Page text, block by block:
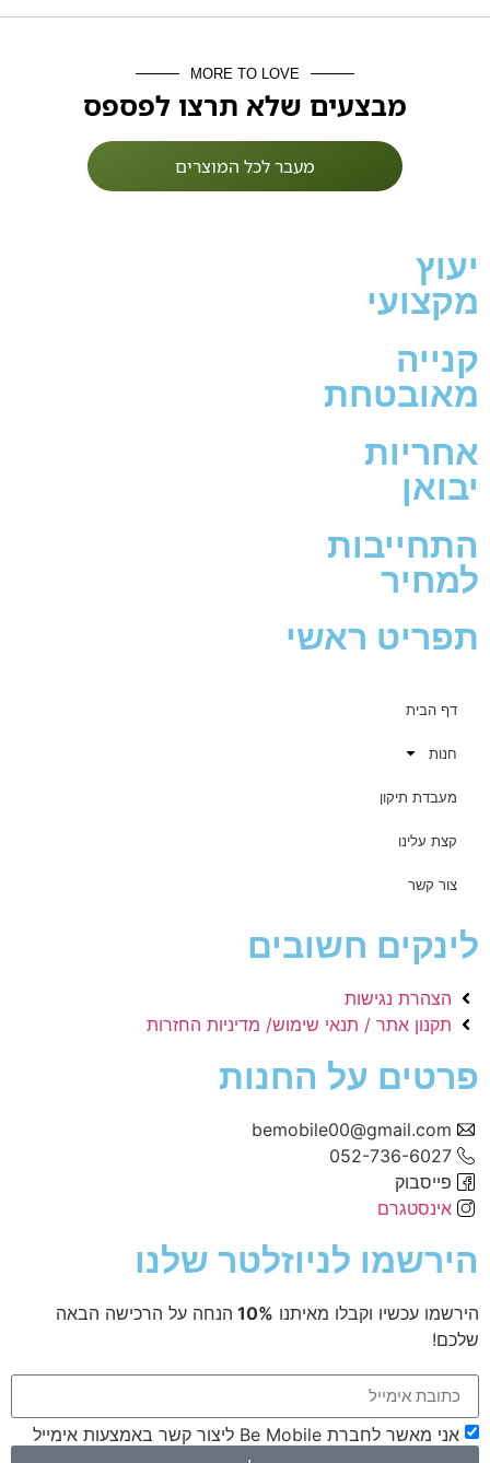
MORE TO LOVE
מבצעים שלא תרצו לפספס
מעבר לכל המוצרים
יעוץ
מקצועי
קנייה
מאובטחת
אחריות
יבואן
התחייבות
למחיר
תפריט ראשי
דף הבית
חנות
מעבדת תיקון
קצת עלינו
צור קשר
לינקים חשובים
הצהרת נגישות
תקנון אתר / תנאי שימוש/ מדיניות החזרות
פרטים על החנות
bemobile00@gmail.com
052-736-6027
פייסבוק
אינסטגרם
הירשמו לניוזלטר שלנו
הירשמו עכשיו וקבלו מאיתנו 10% הנחה על הרכישה הבאה
שלכם!
אני מאשר לחברת Be Mobile ליצור קשר באמצעות אימייל